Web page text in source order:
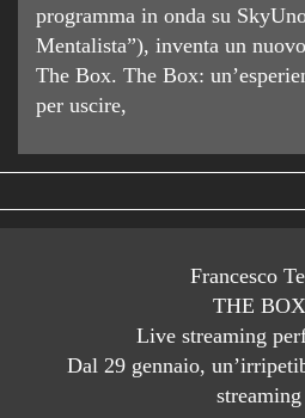
programma in onda su
Mentalista”), inventa un
The Box. The Box:
per uscire,
Francesco
THE BOX
Live streaming
Dal 29 gennaio,
streaming